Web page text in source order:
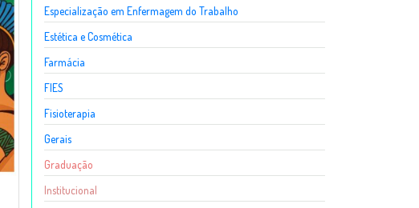
Especialização em Enfermagem do Trabalho
Estética e Cosmética
Farmácia
FIES
Fisioterapia
Gerais
Graduação
Institucional